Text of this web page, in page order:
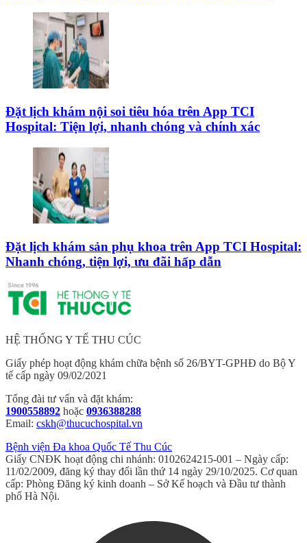
Đặt lịch khám nội soi tiêu hóa trên App TCI
Hospital: Tiện lợi, nhanh chóng và chính xác
Đặt lịch khám sản phụ khoa trên App TCI Hospital:
Nhanh chóng, tiện lợi, ưu đãi hấp dẫn
HỆ THỐNG Y TẾ THU CÚC
Giấy phép hoạt động khám chữa bệnh số 26/BYT-GPHĐ do Bộ Y
tế cấp ngày 09/02/2021
Tổng đài tư vấn và đặt khám:
1900558892 hoặc 0936388288
Email: cskh@thucuchospital.vn
Bệnh viện Đa khoa Quốc Tế Thu Cúc
Giấy CNĐK hoạt động chi nhánh: 0102624215-001 – Ngày cấp:
11/02/2009, đăng ký thay đổi lần thứ 14 ngày 29/10/2025. Cơ quan
cấp: Phòng Đăng ký kinh doanh – Sở Kế hoạch và Đầu tư thành
phố Hà Nội.